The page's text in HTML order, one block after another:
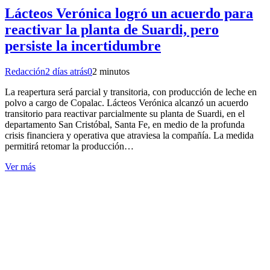
Lácteos Verónica logró un acuerdo para
reactivar la planta de Suardi, pero
persiste la incertidumbre
Redacción2 días atrás02 minutos
La reapertura será parcial y transitoria, con producción de leche en
polvo a cargo de Copalac. Lácteos Verónica alcanzó un acuerdo
transitorio para reactivar parcialmente su planta de Suardi, en el
departamento San Cristóbal, Santa Fe, en medio de la profunda
crisis financiera y operativa que atraviesa la compañía. La medida
permitirá retomar la producción…
Ver más